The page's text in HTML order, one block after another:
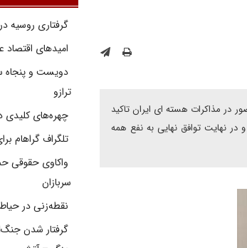
در مذاکرات هسته ای ایران تاکید
در نهایت توافق نهایی به نفع همه
گرفتاری روسیه
امیدهای اقتصاد
دویست و پنجاه
ترازو
چهره‌های کلیدی
تلگراف گراهام
واکاوی حقوقی
سربازان
نقطه‌زنی در
گرفتار شدن